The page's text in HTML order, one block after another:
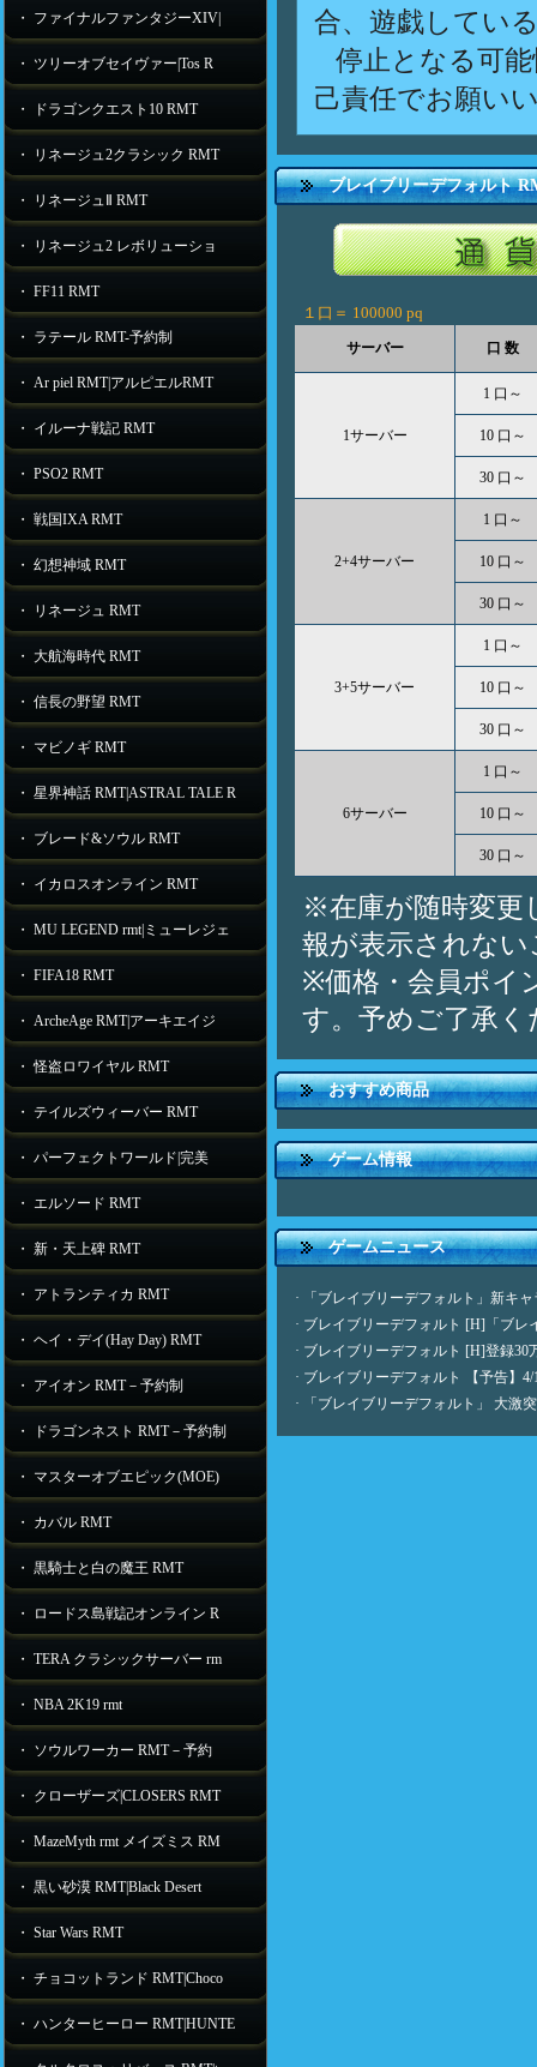
・ ファイナルファンタジーXIV|
・ ツリーオブセイヴァー|Tos R
・ ドラゴンクエスト10 RMT
・ リネージュ2クラシック RMT
・ リネージュⅡ RMT
・ リネージュ2 レボリューショ
・ FF11 RMT
・ ラテール RMT-予約制
・ Ar piel RMT|アルピエルRMT
・ イルーナ戦記 RMT
・ PSO2 RMT
・ 戦国IXA RMT
・ 幻想神域 RMT
・ リネージュ RMT
・ 大航海時代 RMT
・ 信長の野望 RMT
・ マビノギ RMT
・ 星界神話 RMT|ASTRAL TALE R
・ ブレード&ソウル RMT
・ イカロスオンライン RMT
・ MU LEGEND rmt|ミューレジェ
・ FIFA18 RMT
・ ArcheAge RMT|アーキエイジ
・ 怪盗ロワイヤル RMT
・ テイルズウィーバー RMT
・ パーフェクトワールド|完美
・ エルソード RMT
・ 新・天上碑 RMT
・ アトランティカ RMT
・ ヘイ・デイ(Hay Day) RMT
・ アイオン RMT－予約制
・ ドラゴンネスト RMT－予約制
・ マスターオブエピック(MOE)
・ カバル RMT
・ 黒騎士と白の魔王 RMT
・ ロードス島戦記オンライン R
・ TERA クラシックサーバー rm
・ NBA 2K19 rmt
・ ソウルワーカー RMT－予約
・ クローザーズ|CLOSERS RMT
・ MazeMyth rmt メイズミス RM
・ 黒い砂漠 RMT|Black Desert
・ Star Wars RMT
・ チョコットランド RMT|Choco
・ ハンターヒーロー RMT|HUNTE
合、遊戯してい
停止となる可
己責任でお願い
ブレイブリーデフォルト
１口＝ 100000 pq
サーバー 口 数
1サーバー
1 口～
10 口～
30 口～
2+4サーバー
1 口～
10 口～
30 口～
3+5サーバー
1 口～
10 口～
30 口～
6サーバー
1 口～
10 口～
30 口～
※在庫が随時変更
報が表示されな
※価格・会員ポイ
す。予めご了承く
おすすめ商品
ゲーム情報
ゲームニュース
·
「ブレイブリーデフォルト」新キ
· ブレイブリーデフォルト [H]「ブレ
· ブレイブリーデフォルト [H]登録
· ブレイブリーデフォルト 【予告】
·
「ブレイブリーデフォルト」 大激